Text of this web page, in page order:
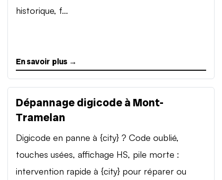
historique, f...
En savoir plus →
Dépannage digicode à Mont-
Tramelan
Digicode en panne à {city} ? Code oublié,
touches usées, affichage HS, pile morte :
intervention rapide à {city} pour réparer ou